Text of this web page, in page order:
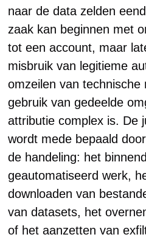
naar de data zelden
zaak kan beginnen met
tot een account, maar
misbruik van legitieme
omzeilen van
gebruik van gedeelde
attributie complex is. De
wordt mede bepaald
de handeling: het
geautomatiseerd werk,
downloaden van
van datasets, het
of het aanzetten van